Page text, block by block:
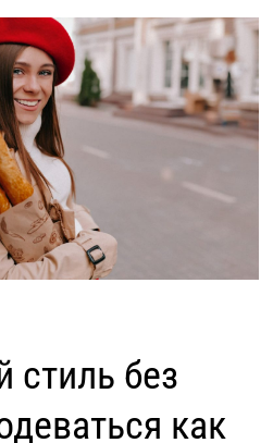
стиль без
как